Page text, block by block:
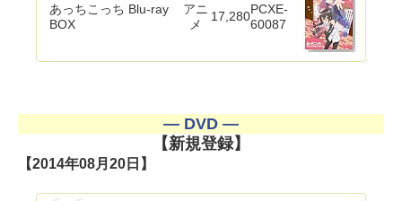
あっちこっち Blu-ray
BOX
アニ
メ
17,280PCXE-
60087
― DVD ―
【新規登録】
【2014年08月20日】